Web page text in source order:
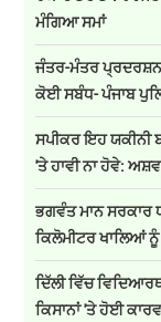
ਮੰਗਿਆ ਸਮਾਂ
ਜੰਤਰ-ਮੰਤਰ
ਕੋਈ ਸਬੰਧ- ਪੰਜਾਬ
ਸਪੀਕਰ ਇਹ ਯਕੀਨੀ
'ਤੇ ਹਾਵੀ ਨਾ ਹੋਵੇ:
ਭਗਵੰਤ ਮਾਨ ਸਰਕਾਰ
ਕਿਲੋਮੀਟਰ ਖਾਲਿਆਂ
ਦਿੱਲੀ ਵਿੱਚ
ਕਿਸਾਨਾਂ 'ਤੇ ਹੋਈ